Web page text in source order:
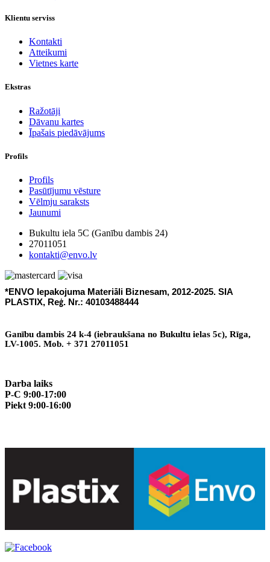
Klientu serviss
Kontakti
Atteikumi
Vietnes karte
Ekstras
Ražotāji
Dāvanu kartes
Īpašais piedāvājums
Profils
Profils
Pasūtījumu vēsture
Vēlmju saraksts
Jaunumi
Bukultu iela 5C (Ganību dambis 24)
27011051
kontakti@envo.lv
*ENVO Iepakojuma Materiā li Biznesam, 2012-2025. SIA
PLASTIX, Reģ. Nr.: 40103488444
Ganību dambis 24 k-4 (iebraukšana no Bukultu ielas 5c), Rīga,
LV-1005. Mob. + 371 27011051
Darba laiks
P-C 9:00-17:00
Piekt 9:00-16:00